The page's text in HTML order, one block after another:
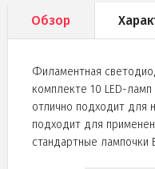
Обзор
Филаментная
комплекте 10 LED-
отлично подходит для
подходит для
стандартные лампочки